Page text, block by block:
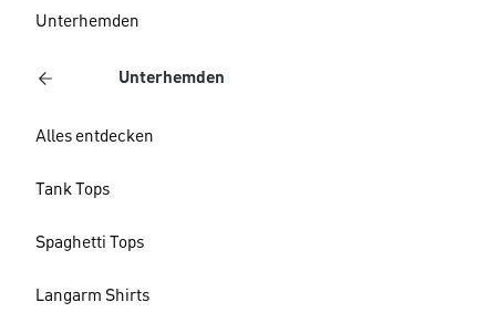
Unterhemden
Unterhemden
Alles entdecken
Tank Tops
Spaghetti Tops
Langarm Shirts